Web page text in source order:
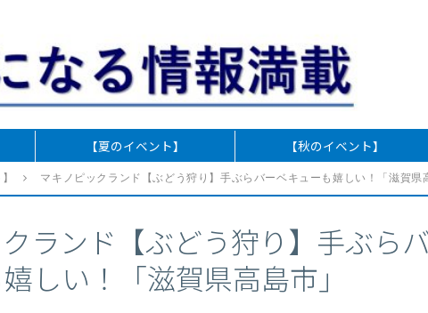
【夏のイベント】 【秋のイベント】
マキノピックランド【ぶどう狩り】手ぶらバーベキューも嬉しい！「滋賀県
ランド【ぶどう狩り】手ぶら
しい！「滋賀県高島市」